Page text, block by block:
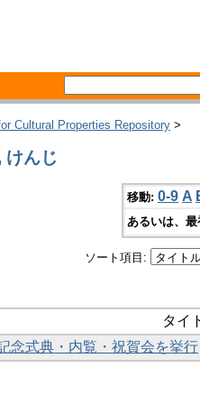
Cultural Properties Repository >
けんじ
移動: 0-9 A
あるいは、
ソート項目:
タイ
念式典・内覧・祝賀会を挙行